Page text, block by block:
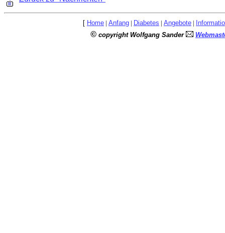
[ Home | Anfang | Diabetes | Angebote |
© copyright Wolfgang Sander